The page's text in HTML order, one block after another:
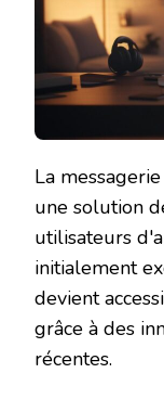
La
une solution
utilisateurs
initialement
devient
grâce à des
récentes.